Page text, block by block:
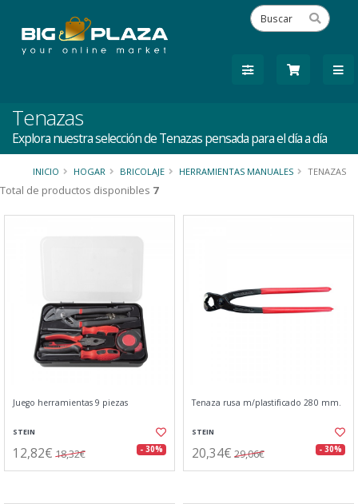
Tenazas
Explora nuestra selección de Tenazas pensada para el día a día
INICIO HOGAR BRICOLAJE HERRAMIENTAS MANUALES TENAZAS
Total de productos disponibles 7
Juego herramientas 9 piezas
STEIN
12,82€ 18,32€ - 30%
Tenaza rusa m/plastificado 280 mm.
STEIN
20,34€ 29,06€ - 30%